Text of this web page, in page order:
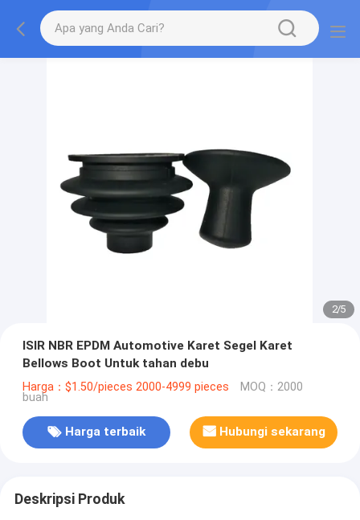
2/5
ISIR NBR EPDM Automotive Karet Segel Karet
Bellows Boot Untuk tahan debu
Harga：$1.50/pieces 2000-4999 pieces MOQ：2000
buah
Harga terbaik Hubungi sekarang
Deskripsi Produk